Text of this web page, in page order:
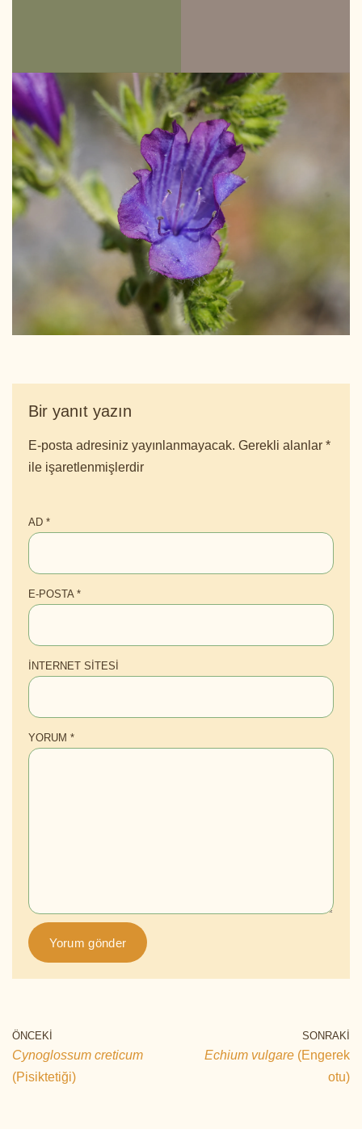
Bir yanıt yazın
E-posta adresiniz yayınlanmayacak. Gerekli alanlar *
ile işaretlenmişlerdir
AD *
E-POSTA *
İNTERNET SITESI
YORUM *
ÖNCEKI
Cynoglossum creticum
(Pisiktetiği)
SONRAKI
Echium vulgare (Engerek
otu)